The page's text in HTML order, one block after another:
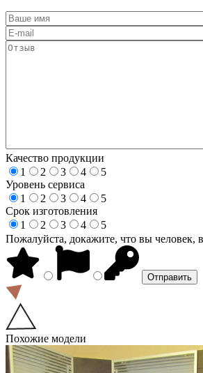
Качество продукции
1
2 3 4
5
Уровень сервиса
1
2 3 4
5
Срок изготовления
1
2 3 4
5
Пожалуйста, докажите, что вы человек,
Похожие модели